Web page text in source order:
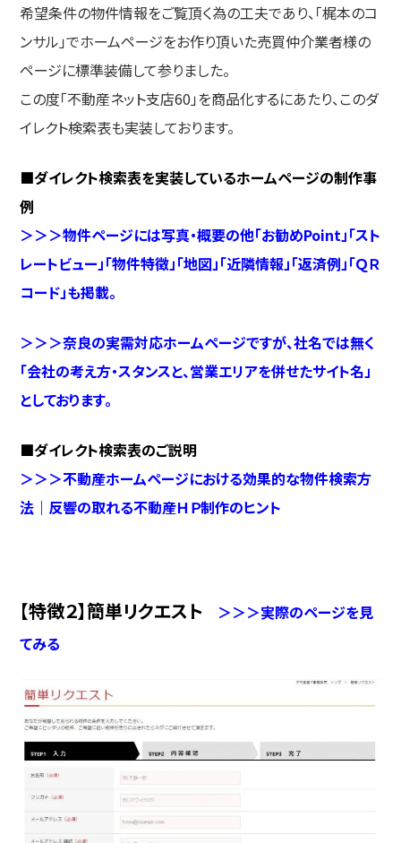
希望条件の物件情報をご覧頂く為の工夫であり、「梶本のコ
ンサル」でホームページをお作り頂いた売買仲介業者様の
ページに標準装備して参りました。
この度「不動産ネット支店60」を商品化するにあたり、このダ
イレクト検索表も実装しております。
■ダイレクト検索表を実装しているホームページの制作事
例
＞＞＞物件ページには写真・概要の他「お勧めPoint」「スト
レートビュー」「物件特徴」「地図」「近隣情報」「返済例」「ＱＲ
コード」も掲載。
＞＞＞奈良の実需対応ホームページですが、社名では無く
「会社の考え方・スタンスと、営業エリアを併せたサイト名」
としております。
■ダイレクト検索表のご説明
＞＞＞不動産ホームページにおける効果的な物件検索方
法｜反響の取れる不動産ＨＰ制作のヒント
【特徴２】簡単リクエスト
＞＞＞実際のページを見
てみる